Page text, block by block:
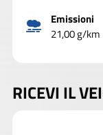
Emissioni
21,00 g/km
RICEVI IL